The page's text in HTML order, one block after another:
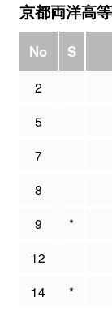
京都両洋高
No S
2
5
7
8
9
*
12
14
*